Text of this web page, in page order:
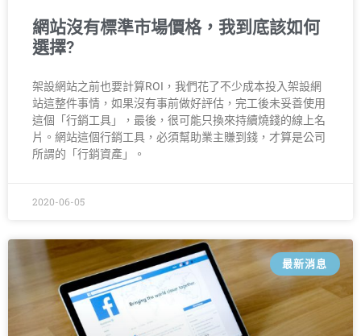
網站沒有標準市場價格，我到底該如何
選擇?
架設網站之前也要計算ROI，我們花了不少成本投入架設網
站這整件事情，如果沒有事前做好評估，完工後未妥善使用
這個「行銷工具」，最後，很可能只換來持續燒錢的線上名
片。網站這個行銷工具，必須幫助業主賺到錢，才算是公司
所謂的「行銷資產」。
2020-06-05
最新消息